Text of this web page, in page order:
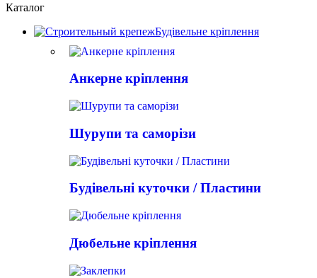
Каталог
Будівельне кріплення
Анкерне кріплення
Шурупи та саморізи
Будівельні куточки / Пластини
Дюбельне кріплення